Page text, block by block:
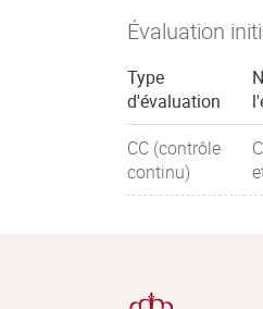
Évaluation
Type
d'évaluation
CC (contrôle
continu)